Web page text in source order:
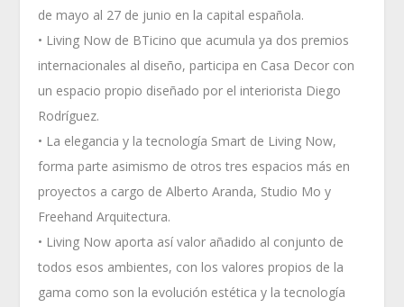
de mayo al 27 de junio en la capital española.
• Living Now de BTicino que acumula ya dos premios
internacionales al diseño, participa en Casa Decor con
un espacio propio diseñado por el interiorista Diego
Rodríguez.
• La elegancia y la tecnología Smart de Living Now,
forma parte asimismo de otros tres espacios más en
proyectos a cargo de Alberto Aranda, Studio Mo y
Freehand Arquitectura.
• Living Now aporta así valor añadido al conjunto de
todos esos ambientes, con los valores propios de la
gama como son la evolución estética y la tecnología